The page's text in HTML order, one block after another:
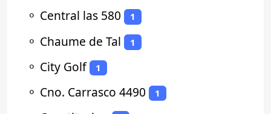
⚬ Central las 580 1
⚬ Chaume de Tal 1
⚬ City Golf 1
⚬ Cno. Carrasco 4490 1